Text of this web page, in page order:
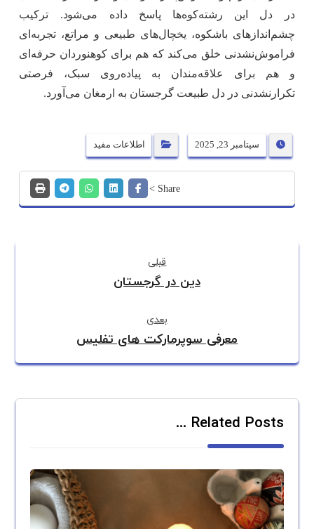
در دل این رشته‌کوه‌ها پاسخ داده می‌شود. ترکیب
چشم‌اندازهای باشکوه، یخچال‌های طبیعی و مراتع، تجربه‌ای
فراموش‌نشدنی خلق می‌کند که هم برای کوهنوردان حرفه‌ای
و هم برای علاقه‌مندان به پیاده‌روی سبک، فرصتی
تکرارنشدنی در دل طبیعت گرجستان به ارمغان می‌آورد.
سپتامبر 23, 2025 اطلاعات مفید
قبلی
دین در گرجستان
بعدی
معرفی سوپرمارکت های تفلیس
Related Posts ...